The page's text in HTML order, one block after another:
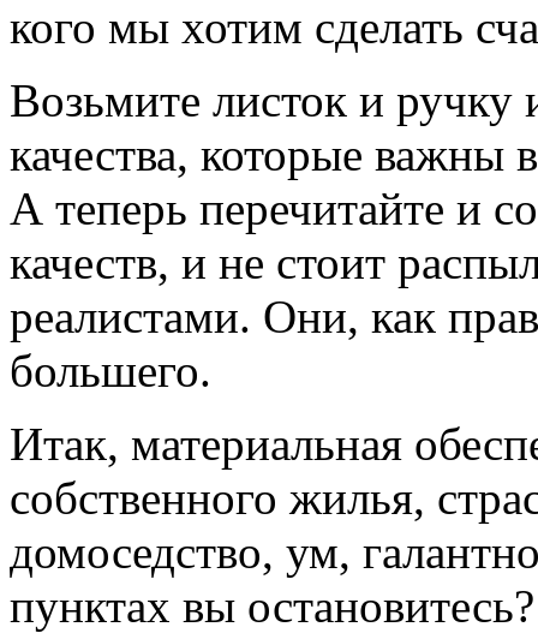
кого мы хотим сделать
Возьмите листок и
качества, которые важны
А теперь перечитайте и
качеств, и не стоит
реалистами. Они, как
большего.
Итак, материальная
собственного жилья,
домоседство, ум,
пунктах вы остановитесь?